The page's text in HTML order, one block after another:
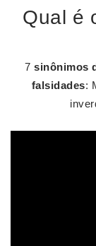
Qual é
7sinônimos
falsidades: